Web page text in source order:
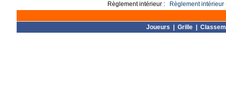
Règlement intérieur :
Règlement intérieur
Joueurs Grille|